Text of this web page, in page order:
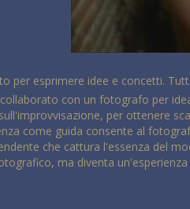
per esprimere idee e concetti.
con un fotografo per
per ottenere
come guida consente al
che cattura l'essenza del
ma diventa